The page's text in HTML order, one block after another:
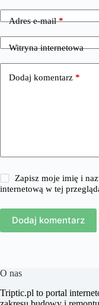
Adres e-mail*
Witryna internetowa
Dodaj komentarz *
Zapisz moje imię i
internetową w tej
Dodaj komentarz
O nas
​Triptic.pl to portal